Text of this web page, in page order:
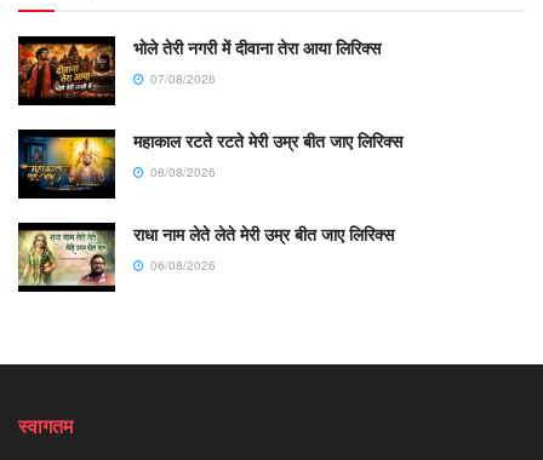
भोले तेरी नगरी में दीवाना तेरा आया लिरिक्स
07/08/2026
महाकाल रटते रटते मेरी उम्र बीत जाए लिरिक्स
06/08/2026
राधा नाम लेते लेते मेरी उम्र बीत जाए लिरिक्स
06/08/2026
स्वागतम